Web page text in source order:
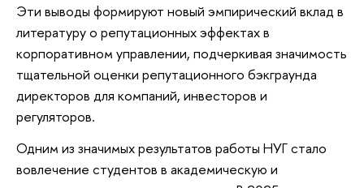
Эти выводы формируют новый эмпирический вклад в
литературу о репутационных эффектах в
корпоративном управлении, подчеркивая значимость
тщательной оценки репутационного бэкграунда
директоров для компаний, инвесторов и
регуляторов.
Одним из значимых результатов работы НУГ стало
вовлечение студентов в академическую и